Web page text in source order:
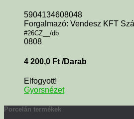
5904134608048
Forgalmazó: Vendesz KFT
#26CZ__/db
0808
4 200,0 Ft /Darab
Elfogyott!
Gyorsnézet
Porcelán termékek